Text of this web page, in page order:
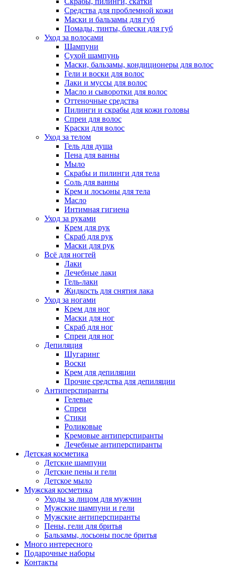
Средства для проблемной кожи
Маски и бальзамы для губ
Помады, тинты, блески для губ
Уход за волосами
Шампуни
Сухой шампунь
Маски, бальзамы, кондиционеры для волос
Гели и воски для волос
Лаки и муссы для волос
Масло и сыворотки для волос
Оттеночные средства
Пилинги и скрабы для кожи головы
Спреи для волос
Краски для волос
Уход за телом
Гель для душа
Пена для ванны
Мыло
Скрабы и пилинги для тела
Соль для ванны
Крем и лосьоны для тела
Масло
Интимная гигиена
Уход за руками
Крем для рук
Скраб для рук
Маски для рук
Всё для ногтей
Лаки
Лечебные лаки
Гель-лаки
Жидкость для снятия лака
Уход за ногами
Крем для ног
Маски для ног
Скраб для ног
Спреи для ног
Депиляция
Шугаринг
Воски
Крем для депиляции
Прочие средства для депиляции
Антиперспиранты
Гелевые
Спреи
Стики
Роликовые
Кремовые антиперспиранты
Лечебные антиперспиранты
Детская косметика
Детские шампуни
Детские пены и гели
Детское мыло
Мужская косметика
Уходы за лицом для мужчин
Мужские шампуни и гели
Мужские антиперспиранты
Пены, гели для бритья
Бальзамы, лосьоны после бритья
Много интересного
Подарочные наборы
Контакты